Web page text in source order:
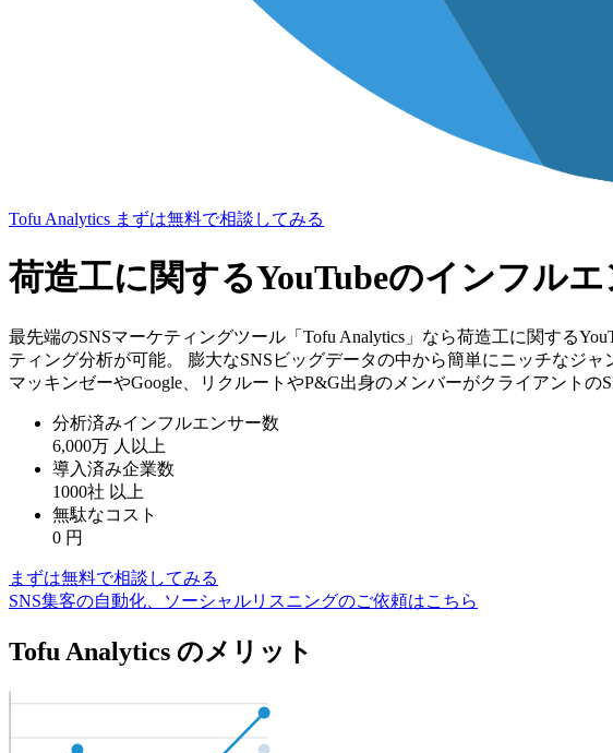
Tofu Analytics まずは無料で相談してみる
荷造工に関するYouTubeのインフル
最先端のSNSマーケティングツール「Tofu Analytics」なら荷造工に関する
ティング分析が可能。 膨大なSNSビッグデータの中から簡単にニッチなジ
マッキンゼーやGoogle、リクルートやP&G出身のメンバーがクライアントの
分析済みインフルエンサー数
6,000万 人以上
導入済み企業数
1000社 以上
無駄なコスト
0 円
まずは無料で相談してみる
SNS集客の自動化、ソーシャルリスニングのご依頼はこちら
Tofu Analytics のメリット